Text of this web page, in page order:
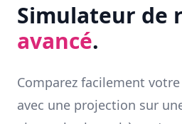
Simulateur de
avancé.
Comparez facilement
avec une projection sur